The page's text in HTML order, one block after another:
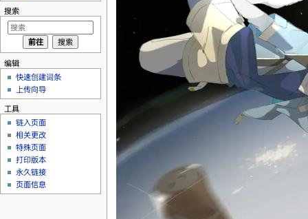
搜索
编辑
快速创建词条
上传向导
工具
链入页面
相关更改
特殊页面
打印版本
永久链接
页面信息